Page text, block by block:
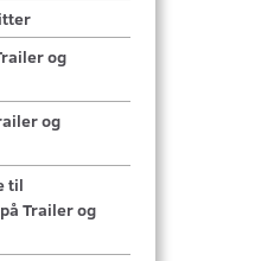
og
og
til
Trailer og